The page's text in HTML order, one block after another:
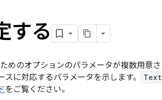
する
めのオプションのパラメータが複数用意さ
に対応するパラメータを示します。
Text
をご覧ください。